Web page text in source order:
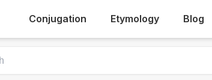
Conjugation Etymology Blog